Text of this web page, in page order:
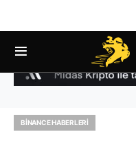
BINANCE HABERLERI